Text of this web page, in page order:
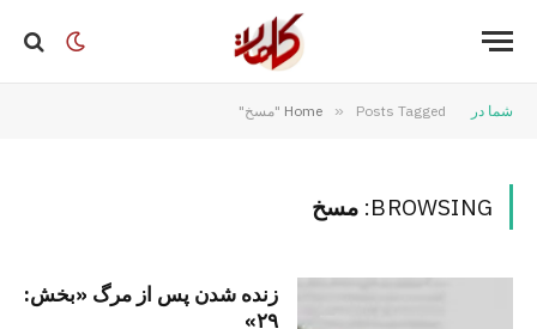
شما در Home » Posts Tagged "مسخ"
BROWSING: مسخ
زنده شدن پس از مرگ «بخش:
۲۹»